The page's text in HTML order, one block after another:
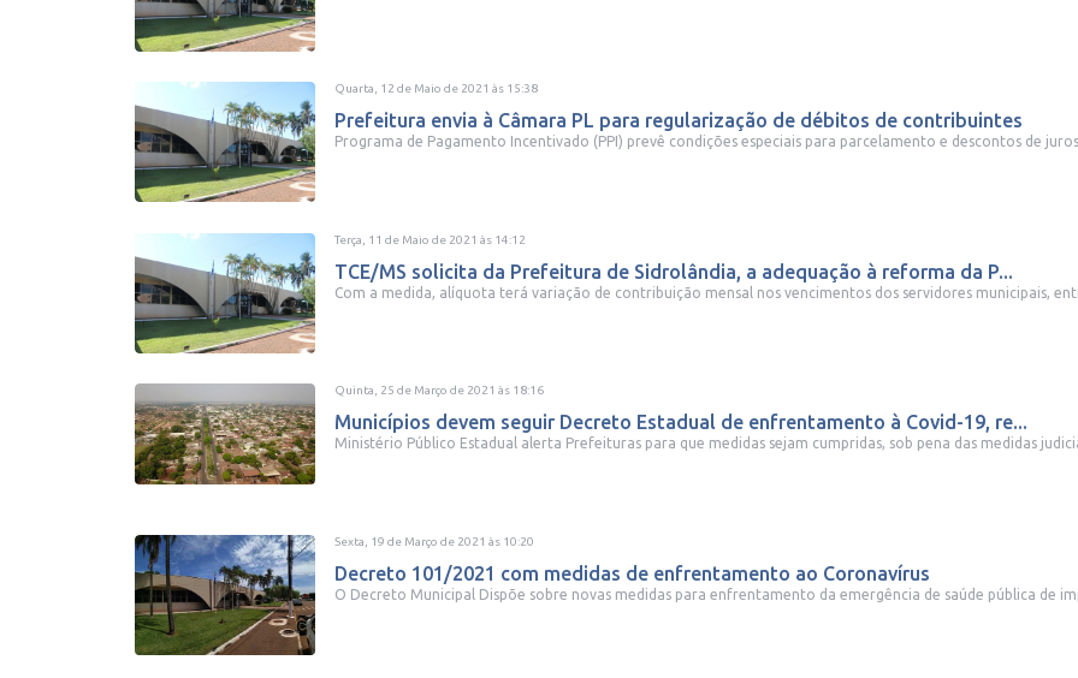
Quarta, 12 de Maio de 2021 às 15:38
Prefeitura envia à Câmara PL para regularização de débitos de contribuintes
Programa de Pagamento Incentivado (PPI) prevê condições especiais para parcelamento e descontos de
Terça, 11 de Maio de 2021 às 14:12
TCE/MS solicita da Prefeitura de Sidrolândia, a adequação à reforma da P...
Com a medida, alíquota terá variação de contribuição mensal nos vencimentos dos servidores municipais,
Quinta, 25 de Março de 2021 às 18:16
Municípios devem seguir Decreto Estadual de enfrentamento à Covid-19, re...
Ministério Público Estadual alerta Prefeituras para que medidas sejam cumpridas, sob pena das medidas
Sexta, 19 de Março de 2021 às 10:20
Decreto 101/2021 com medidas de enfrentamento ao Coronavírus
O Decreto Municipal Dispõe sobre novas medidas para enfrentamento da emergência de saúde pública de